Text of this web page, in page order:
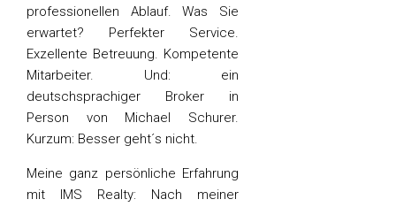
professionellen Ablauf. Was Sie
erwartet? Perfekter Service.
Exzellente Betreuung. Kompetente
Mitarbeiter. Und: ein
deutschsprachiger Broker in
Person von Michael Schurer.
Kurzum: Besser geht´s nicht.
Meine ganz persönliche Erfahrung
mit IMS Realty: Nach meiner